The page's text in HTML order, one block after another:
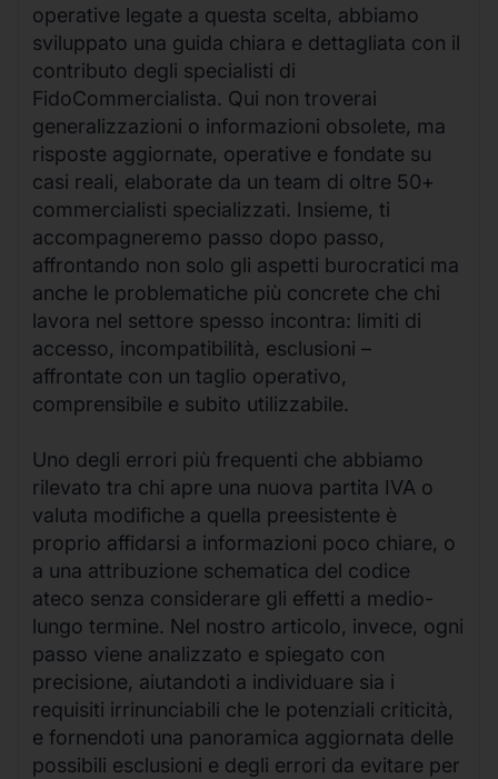
operative legate a questa scelta, abbiamo
sviluppato una guida chiara e dettagliata con il
contributo degli specialisti di
FidoCommercialista. Qui non troverai
generalizzazioni o informazioni obsolete, ma
risposte aggiornate, operative e fondate su
casi reali, elaborate da un team di oltre 50+
commercialisti specializzati. Insieme, ti
accompagneremo passo dopo passo,
affrontando non solo gli aspetti burocratici ma
anche le problematiche più concrete che chi
lavora nel settore spesso incontra: limiti di
accesso, incompatibilità, esclusioni –
affrontate con un taglio operativo,
comprensibile e subito utilizzabile.
Uno degli errori più frequenti che abbiamo
rilevato tra chi apre una nuova partita IVA o
valuta modifiche a quella preesistente è
proprio affidarsi a informazioni poco chiare, o
a una attribuzione schematica del codice
ateco senza considerare gli effetti a medio-
lungo termine. Nel nostro articolo, invece, ogni
passo viene analizzato e spiegato con
precisione, aiutandoti a individuare sia i
requisiti irrinunciabili che le potenziali criticità,
e fornendoti una panoramica aggiornata delle
possibili esclusioni e degli errori da evitare per